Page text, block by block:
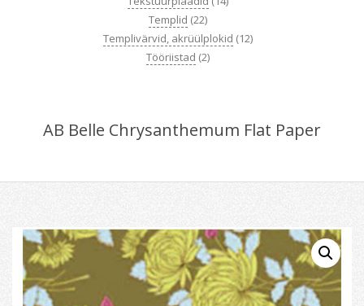
Templid (22)
Templivärvid, akrüülplokid (12)
Tööriistad (2)
AB Belle Chrysanthemum Flat Paper